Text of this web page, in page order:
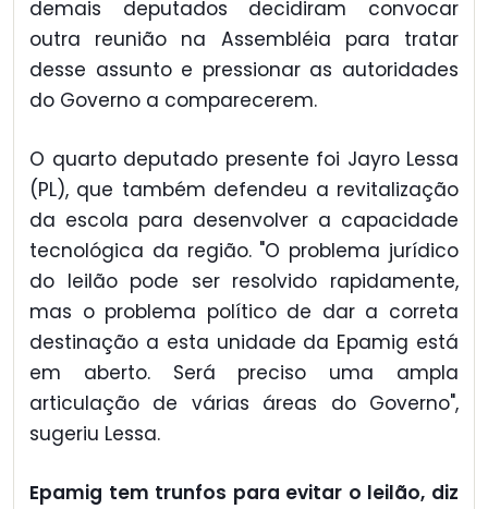
demais deputados decidiram convocar
outra reunião na Assembléia para tratar
desse assunto e pressionar as autoridades
do Governo a comparecerem.
O quarto deputado presente foi Jayro Lessa
(PL), que também defendeu a revitalização
da escola para desenvolver a capacidade
tecnológica da região. "O problema jurídico
do leilão pode ser resolvido rapidamente,
mas o problema político de dar a correta
destinação a esta unidade da Epamig está
em aberto. Será preciso uma ampla
articulação de várias áreas do Governo",
sugeriu Lessa.
Epamig tem trunfos para evitar o leilão, diz